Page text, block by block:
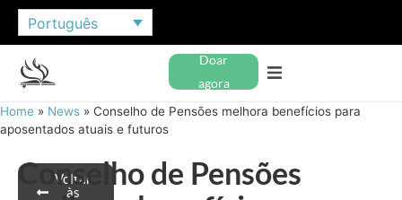
Português
Doar
agora
Home » News » Conselho de Pensões melhora benefícios para
aposentados atuais e futuros
Voltar
às
Conselho de Pensões